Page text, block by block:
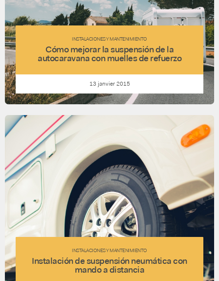
INSTALACIONES Y MANTENIMIENTO
Cómo mejorar la suspensión de la
autocaravana con muelles de refuerzo
13 janvier 2015
INSTALACIONES Y MANTENIMIENTO
Instalación de suspensión neumática con
mando a distancia